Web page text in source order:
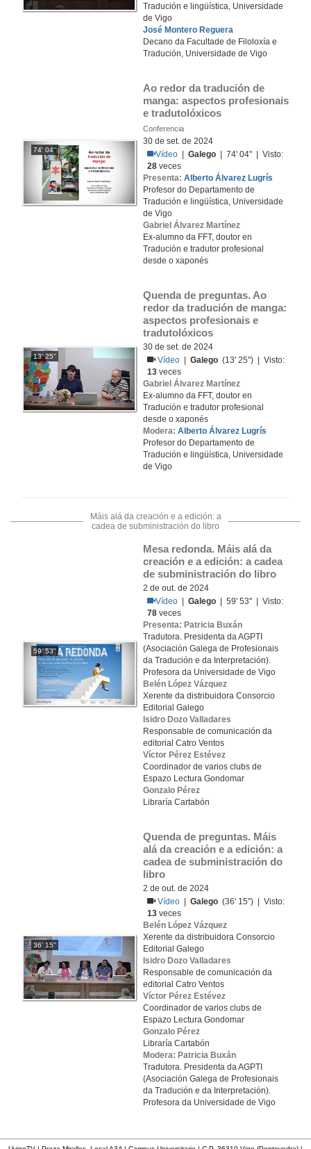
Tradución e lingüística, Universidade
de Vigo
José Montero Reguera
Decano da Facultade de Filoloxía e
Tradución, Universidade de Vigo
74' 04''
Ao redor da tradución de
manga: aspectos profesionais
e tradutolóxicos
Conferencia
30 de set. de 2024
Vídeo |Galego | 74' 04'' | Visto:
28 veces
Presenta: Alberto Álvarez Lugrís
Profesor do Departamento de
Tradución e lingüística, Universidade
de Vigo
Gabriel Álvarez Martínez
Ex-alumno da FFT, doutor en
Tradución e tradutor profesional
desde o xaponés
13' 25''
Quenda de preguntas. Ao
redor da tradución de manga:
aspectos profesionais e
tradutolóxicos
30 de set. de 2024
Vídeo |Galego (13' 25'') | Visto:
13 veces
Gabriel Álvarez Martínez
Ex-alumno da FFT, doutor en
Tradución e tradutor profesional
desde o xaponés
Modera: Alberto Álvarez Lugrís
Profesor do Departamento de
Tradución e lingüística, Universidade
de Vigo
Máis alá da creación e a edición: a
cadea de subministración do libro
59' 53''
Mesa redonda. Máis alá da
creación e a edición: a cadea
de subministración do libro
2 de out. de 2024
Vídeo |Galego | 59' 53'' | Visto:
78 veces
Presenta: Patricia Buxán
Tradutora. Presidenta da AGPTI
(Asociación Galega de Profesionais
da Tradución e da Interpretación).
Profesora da Universidade de Vigo
Belén López Vázquez
Xerente da distribuidora Consorcio
Editorial Galego
Isidro Dozo Valladares
Responsable de comunicación da
editorial Catro Ventos
Víctor Pérez Estévez
Coordinador de varios clubs de
Espazo Lectura Gondomar
Gonzalo Pérez
Libraría Cartabón
36' 15''
Quenda de preguntas. Máis
alá da creación e a edición: a
cadea de subministración do
libro
2 de out. de 2024
Vídeo |Galego (36' 15'') | Visto:
13 veces
Belén López Vázquez
Xerente da distribuidora Consorcio
Editorial Galego
Isidro Dozo Valladares
Responsable de comunicación da
editorial Catro Ventos
Víctor Pérez Estévez
Coordinador de varios clubs de
Espazo Lectura Gondomar
Gonzalo Pérez
Libraría Cartabón
Modera: Patricia Buxán
Tradutora. Presidenta da AGPTI
(Asociación Galega de Profesionais
da Tradución e da Interpretación).
Profesora da Universidade de Vigo